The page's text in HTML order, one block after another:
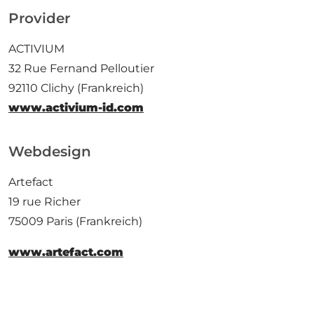
Provider
ACTIVIUM
32 Rue Fernand Pelloutier
92110 Clichy (Frankreich)
www.activium-id.com
Webdesign
Artefact
19 rue Richer
75009 Paris (Frankreich)
www.artefact.com